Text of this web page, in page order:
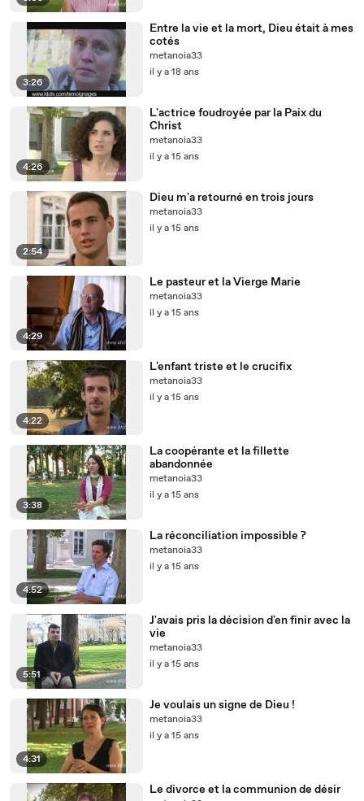
3:26
Entre la vie et la mort, Dieu était à mes
cotés
metanoia33
il y a 18 ans
4:26
L'actrice foudroyée par la Paix du
Christ
metanoia33
il y a 15 ans
2:54
Dieu m'a retourné en trois jours
metanoia33
il y a 15 ans
4:29
Le pasteur et la Vierge Marie
metanoia33
il y a 15 ans
4:22
L'enfant triste et le crucifix
metanoia33
il y a 15 ans
3:38
La coopérante et la fillette
abandonnée
metanoia33
il y a 15 ans
4:52
La réconciliation impossible ?
metanoia33
il y a 15 ans
5:51
J'avais pris la décision d'en finir avec la
vie
metanoia33
il y a 15 ans
4:31
Je voulais un signe de Dieu !
metanoia33
il y a 15 ans
Le divorce et la communion de désir